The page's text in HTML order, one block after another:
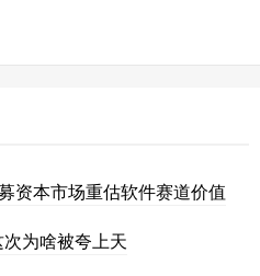
资本市场重估软件赛道价值
为啥被夸上天